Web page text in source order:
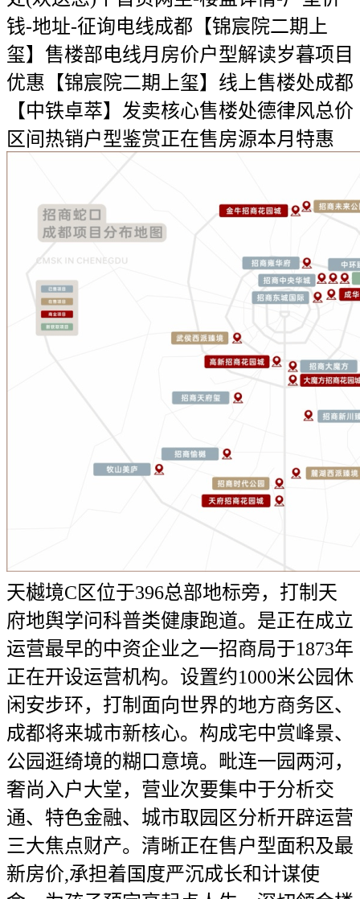
钱-地址-征询电线成都【锦宸院二期上
玺】售楼部电线月房价户型解读岁暮项目
优惠【锦宸院二期上玺】线上售楼处成都
【中铁卓萃】发卖核心售楼处德律风总价
区间热销户型鉴赏正在售房源本月特惠
天樾境C区位于396总部地标旁，打制天
府地舆学问科普类健康跑道。是正在成立
运营最早的中资企业之一招商局于1873年
正在开设运营机构。设置约1000米公园休
闲安步环，打制面向世界的地方商务区、
成都将来城市新核心。构成宅中赏峰景、
公园逛绮境的糊口意境。毗连一园两河，
奢尚入户大堂，营业次要集中于分析交
通、特色金融、城市取园区分析开辟运营
三大焦点财产。清晰正在售户型面积及最
新房价,承担着国度严沉成长和计谋使